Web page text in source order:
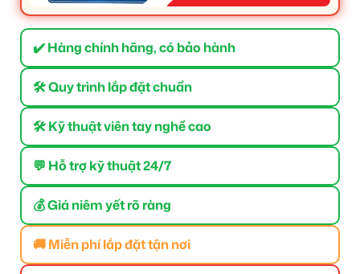
✔️ Hàng chính hãng, có bảo hành
🛠 Quy trình lắp đặt chuẩn
🛠 Kỹ thuật viên tay nghề cao
💬 Hỗ trợ kỹ thuật 24/7
💰 Giá niêm yết rõ ràng
🚚 Miễn phí lắp đặt tận nơi